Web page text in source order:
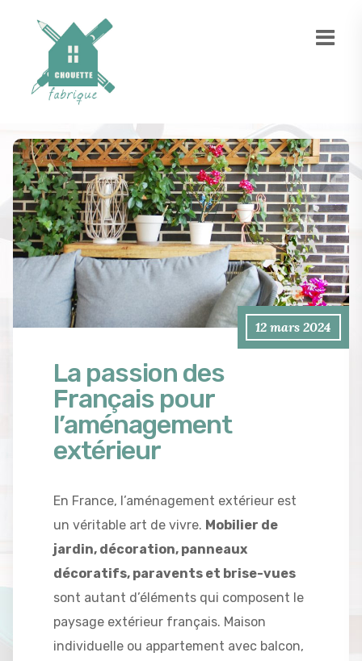
12 mars 2024
La passion des
Français pour
l’aménagement
extérieur
En France, l’aménagement extérieur est
un véritable art de vivre. Mobilier de
jardin, décoration, panneaux
décoratifs, paravents et brise-vues
sont autant d’éléments qui composent le
paysage extérieur français. Maison
individuelle ou appartement avec balcon,